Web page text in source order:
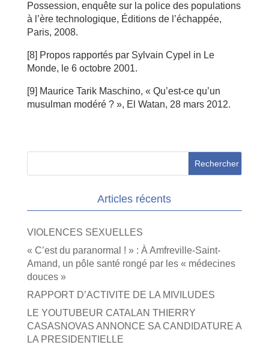
Possession, enquête sur la police des populations
à l’ère technologique, Éditions de l’échappée,
Paris, 2008.
[8] Propos rapportés par Sylvain Cypel in Le
Monde, le 6 octobre 2001.
[9] Maurice Tarik Maschino, « Qu’est-ce qu’un
musulman modéré ? », El Watan, 28 mars 2012.
Articles récents
VIOLENCES SEXUELLES
« C’est du paranormal ! » : À Amfreville-Saint-
Amand, un pôle santé rongé par les « médecines
douces »
RAPPORT D’ACTIVITE DE LA MIVILUDES
LE YOUTUBEUR CATALAN THIERRY
CASASNOVAS ANNONCE SA CANDIDATURE A
LA PRESIDENTIELLE